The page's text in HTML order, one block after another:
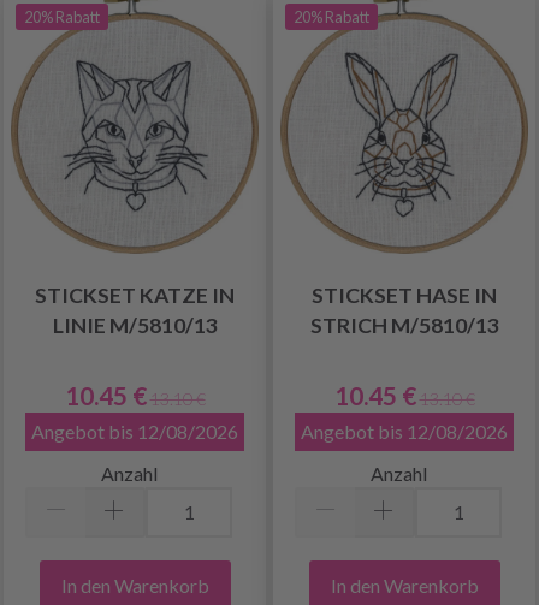
20% Rabatt
STICKSET KATZE IN
LINIE M/5810/13
10.45 € 13.10 €
Angebot bis 12/08/2026
Anzahl
In den Warenkorb
20% Rabatt
STICKSET HASE IN
STRICH M/5810/13
10.45 € 13.10 €
Angebot bis 12/08/2026
Anzahl
In den Warenkorb